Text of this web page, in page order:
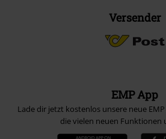
Versender
Lade dir jetzt kostenlos unsere neue
die vielen neuen Funktionen